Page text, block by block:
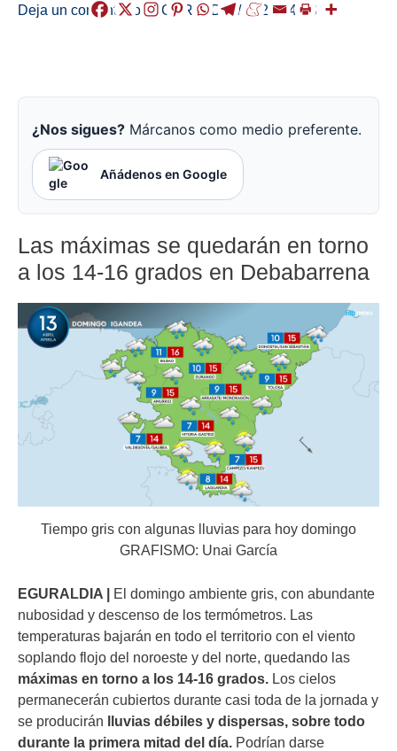
Deja un comentario /EGURALDIA/ 2025-04-13
¿Nos sigues? Márcanos como medio preferente.
Añádenos en Google
Las máximas se quedarán en torno
a los 14-16 grados en Debabarrena
Tiempo gris con algunas lluvias para hoy domingo
GRAFISMO: Unai García
EGURALDIA | El domingo ambiente gris, con abundante
nubosidad y descenso de los termómetros. Las
temperaturas bajarán en todo el territorio con el viento
soplando flojo del noroeste y del norte, quedando las
máximas en torno a los 14-16 grados. Los cielos
permanecerán cubiertos durante casi toda de la jornada y
se producirán lluvias débiles y dispersas, sobre todo
durante la primera mitad del día. Podrían darse